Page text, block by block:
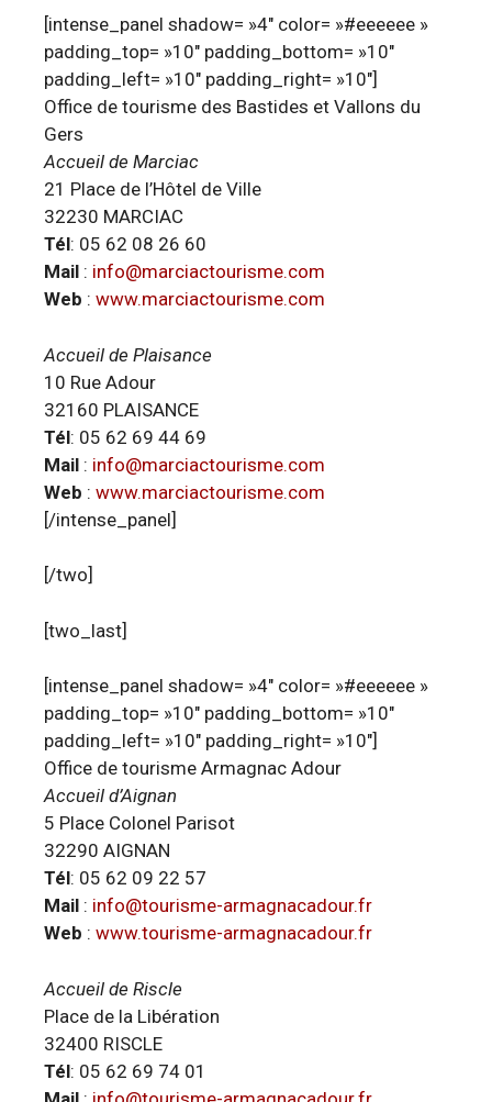
[intense_panel shadow= »4″ color= »#eeeeee »
padding_top= »10″ padding_bottom= »10″
padding_left= »10″ padding_right= »10″]
Office de tourisme des Bastides et Vallons du
Gers
Accueil de Marciac
21 Place de l’Hôtel de Ville
32230 MARCIAC
Tél: 05 62 08 26 60
Mail : info@marciactourisme.com
Web : www.marciactourisme.com
Accueil de Plaisance
10 Rue Adour
32160 PLAISANCE
Tél: 05 62 69 44 69
Mail : info@marciactourisme.com
Web : www.marciactourisme.com
[/intense_panel]
[/two]
[two_last]
[intense_panel shadow= »4″ color= »#eeeeee »
padding_top= »10″ padding_bottom= »10″
padding_left= »10″ padding_right= »10″]
Office de tourisme Armagnac Adour
Accueil d’Aignan
5 Place Colonel Parisot
32290 AIGNAN
Tél: 05 62 09 22 57
Mail : info@tourisme-armagnacadour.fr
Web : www.tourisme-armagnacadour.fr
Accueil de Riscle
Place de la Libération
32400 RISCLE
Tél: 05 62 69 74 01